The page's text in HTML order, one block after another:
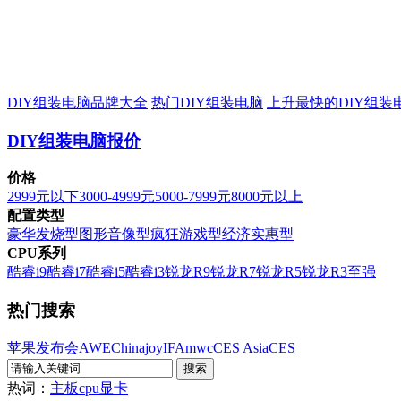
DIY组装电脑品牌大全 热门DIY组装电脑 上升最快的DIY组装
DIY组装电脑报价
价格
2999元以下3000-4999元5000-7999元8000元以上
配置类型
豪华发烧型图形音像型疯狂游戏型经济实惠型
CPU系列
酷睿i9酷睿i7酷睿i5酷睿i3锐龙R9锐龙R7锐龙R5锐龙R3至强
热门搜索
苹果发布会AWEChinajoyIFAmwcCES AsiaCES
热词： 主板cpu显卡